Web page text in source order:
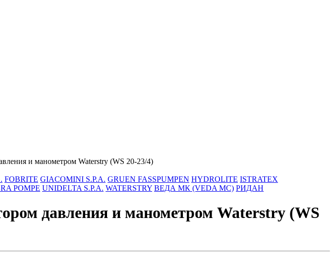
и манометром Waterstry (WS 20-23/4)
FOBRITE GIACOMINI S.P.A. GRUEN FASSPUMPEN HYDROLITE ISTRATEX
POMPE UNIDELTA S.P.A. WATERSTRY ВЕДА МК (VEDA MC) РИДАН
давления и манометром Waterstry (WS